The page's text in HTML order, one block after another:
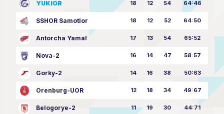
YUKIOR 18 12 54 64:46
SSHOR Samotlor 18 12 52 64:50
Antorcha Yamal 17 13 54 65:52
Nova-2 16 14 47 58:57
Gorky-2 14 16 38 50:63
Orenburg-UOR 12 18 34 49:67
Belogorye-2 11 19 30 44:71